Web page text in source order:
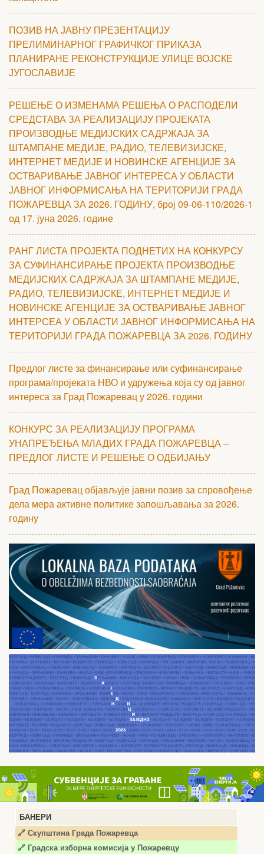
БАНЕРИ
🔗 Скупштина Града Пожаревца
🔗 Градска изборна комисија у Пожаревцу
ПОЗИВ НА ЈАВНУ ПРЕЗЕНТАЦИЈУ
ПРЕЛИМИНАРНОГ ГРАФИЧКОГ ПРИКАЗА
ПЛАНИРАНЕ РЕКОНСТРУКЦИЈЕ УЛИЦЕ ВОЈСКЕ
ЈУГОСЛАВИЈЕ
РЕШЕЊЕ О ИЗМЕНАМА РЕШЕЊА О РАСПОДЕЛИ
СРЕДСТАВА ЗА РЕАЛИЗАЦИЈУ ПРОЈЕКАТА
ПРОИЗВОДЊЕ МЕДИЈСКИХ САДРЖАЈА ЗА
ШТАМПАНЕ МЕДИЈЕ, РАДИО, ТЕЛЕВИЗИЈСКЕ,
ИНТЕРНЕТ МЕДИЈЕ И НОВИНСКЕ АГЕНЦИЈЕ ЗА
ОСТВАРИВАЊЕ ЈАВНОГ ИНТЕРЕСА У ОБЛАСТИ
ЈАВНОГ ИНФОРМИСАЊА НА ТЕРИТОРИЈИ ГРАДА
ПОЖАРЕВЦА ЗА 2026. ГОДИНУ, број 09-06-110/2026-1
од 17. јуна 2026. године
РАНГ ЛИСТА ПРОЈЕКТА ПОДНЕТИХ НА КОНКУРСУ
ЗА СУФИНАНСИРАЊЕ ПРОЈЕКТА ПРОИЗВОДЊЕ
МЕДИЈСКИХ САДРЖАЈА ЗА ШТАМПАНЕ МЕДИЈЕ,
РАДИО, ТЕЛЕВИЗИЈСКЕ, ИНТЕРНЕТ МЕДИЈЕ И
НОВИНСКЕ АГЕНЦИЈЕ ЗА ОСТВАРИВАЊЕ ЈАВНОГ
ИНТЕРСЕА У ОБЛАСТИ ЈАВНОГ ИНФОРМИСАЊА НА
ТЕРИТОРИЈИ ГРАДА ПОЖАРЕВЦА ЗА 2026. ГОДИНУ
Предлог листе за финансирање или суфинансирање
програма/пројеката НВО и удружења која су од јавног
интереса за Град Пожаревац у 2026. години
КОНКУРС ЗА РЕАЛИЗАЦИЈУ ПРОГРАМА
УНАПРЕЂЕЊА МЛАДИХ ГРАДА ПОЖАРЕВЦА –
ПРЕДЛОГ ЛИСТЕ И РЕШЕЊЕ О ОДБИЈАЊУ
Град Пожаревац објављује јавни позив за спровођење
дела мера активне политике запошљавања за 2026.
годину